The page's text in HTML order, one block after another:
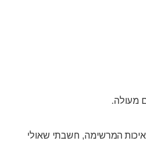
מעולה.
המרשימה, חשבתי שאולי